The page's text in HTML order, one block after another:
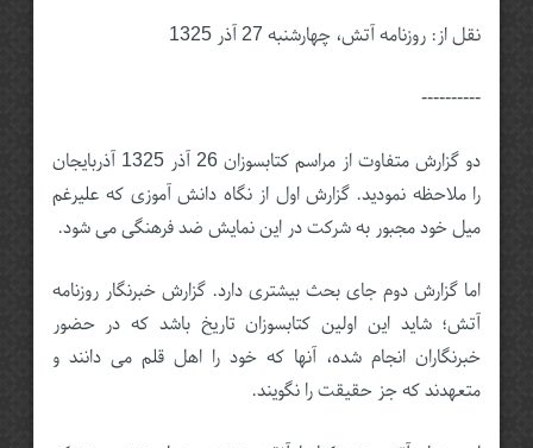
نقل از: روزنامه آتش، چهارشنبه 27 آذر 1325
----------
دو گزارش متفاوت از مراسم کتابسوزان 26 آذر 1325 آذربایجان
را ملاحظه نمودید. گزارش اول از نگاه دانش آموزی که علیرغم
میل خود مجبور به شرکت در این نمایش ضد فرهنگی می شود.
اما گزارش دوم جای بحث بیشتری دارد. گزارش خبرنگار روزنامه
آتش؛ شاید این اولین کتابسوزان تاریخ باشد که در حضور
خبرنگاران انجام شده، آنها که خود را اهل قلم می دانند و
متعهدند که جز حقیقت را نگویند.